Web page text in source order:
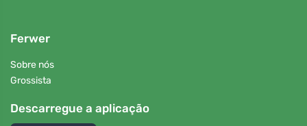
Ferwer
Sobre nós
Grossista
Descarregue a aplicação